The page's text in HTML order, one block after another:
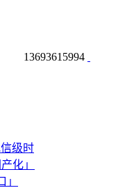
13693615994
级时
化」